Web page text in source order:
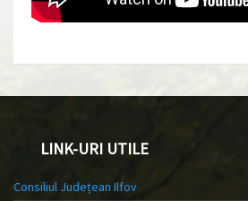
LINK-URI UTILE
Consiliul Județean Ilfov